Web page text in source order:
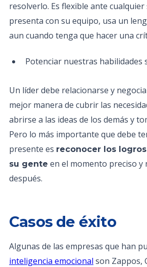
resolverlo. Es flexible ante
presenta con su equipo, usa un
aun cuando tenga que hacer una
Potenciar nuestras habilidades
Un líder debe relacionarse y
mejor manera de cubrir las
abrirse a las ideas de los demás y
Pero lo más importante que debe
presente es reconocer los
su gente en el momento preciso y
después.
Casos de éxito
Algunas de las empresas que han
inteligencia emocional son Zappos,